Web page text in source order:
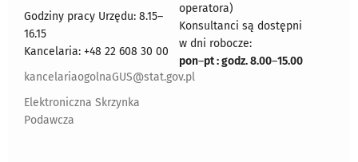
Godziny pracy Urzędu: 8.15–
16.15
Kancelaria: +48 22 608 30 00
kancelariaogolnaGUS@stat.gov.pl
Elektroniczna Skrzynka
Podawcza
operatora)
Konsultanci są dostępni
w dni robocze:
pon–pt : godz. 8.00–15.00